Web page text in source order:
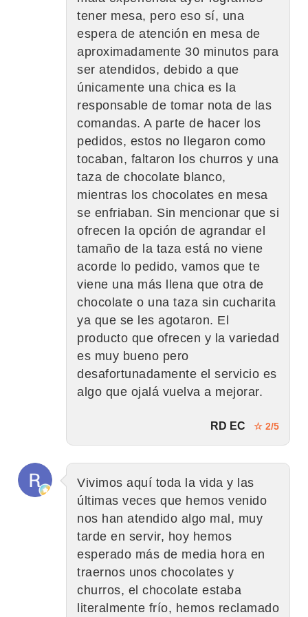
tener mesa, pero eso sí, una
espera de atención en mesa de
aproximadamente 30 minutos para
ser atendidos, debido a que
únicamente una chica es la
responsable de tomar nota de las
comandas. A parte de hacer los
pedidos, estos no llegaron como
tocaban, faltaron los churros y una
taza de chocolate blanco,
mientras los chocolates en mesa
se enfriaban. Sin mencionar que si
ofrecen la opción de agrandar el
tamaño de la taza está no viene
acorde lo pedido, vamos que te
viene una más llena que otra de
chocolate o una taza sin cucharita
ya que se les agotaron. El
producto que ofrecen y la variedad
es muy bueno pero
desafortunadamente el servicio es
algo que ojalá vuelva a mejorar.
RD EC ☆ 2/5
Vivimos aquí toda la vida y las
últimas veces que hemos venido
nos han atendido algo mal, muy
tarde en servir, hoy hemos
esperado más de media hora en
traernos unos chocolates y
churros, el chocolate estaba
literalmente frío, hemos reclamado